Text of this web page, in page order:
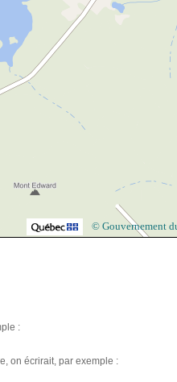
© Gouvernement
:
on écrirait, par exemple :